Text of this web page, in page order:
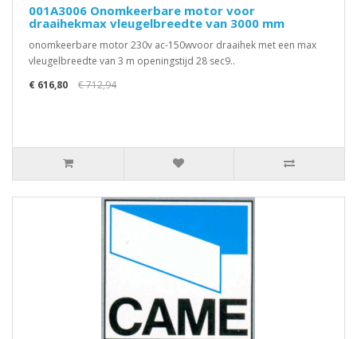
001A3006 Onomkeerbare motor voor
draaihekmax vleugelbreedte van 3000 mm
onomkeerbare motor 230v ac-150wvoor draaihek met een max
vleugelbreedte van 3 m openingstijd 28 sec9..
€ 616,80
€ 712,94